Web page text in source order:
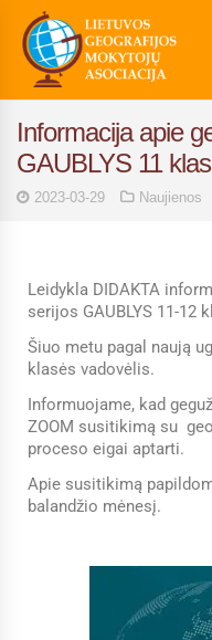
Informacija apie
GAUBLYS 11
2023-03-29 Naujienos
Leidykla DIDAKTA
serijos GAUBLYS 11-12
Šiuo metu pagal naują
klasės vadovėlis.
Informuojame, kad
ZOOM susitikimą su
proceso eigai aptarti.
Apie susitikimą
balandžio mėnesį.